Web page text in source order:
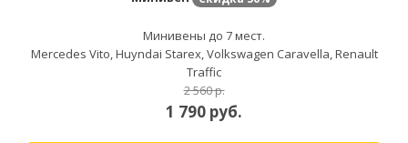
Минивены до 7 мест.
Mercedes Vito, Huyndai Starex, Volkswagen Caravella, Renault
Traffic
2 560 р.
1 790 руб.